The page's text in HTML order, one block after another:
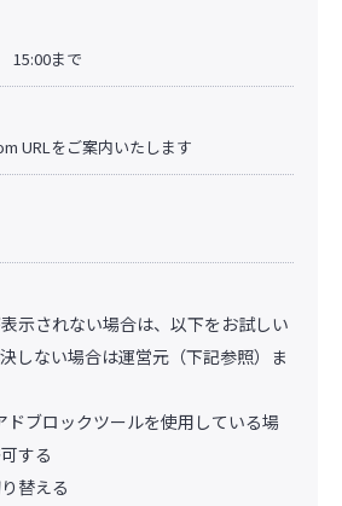
15:00まで
URLをご案内いたします
示されない場合は、以下をお試しい
しない場合は運営元（下記参照）ま
ドブロックツールを使用している場
する
替える